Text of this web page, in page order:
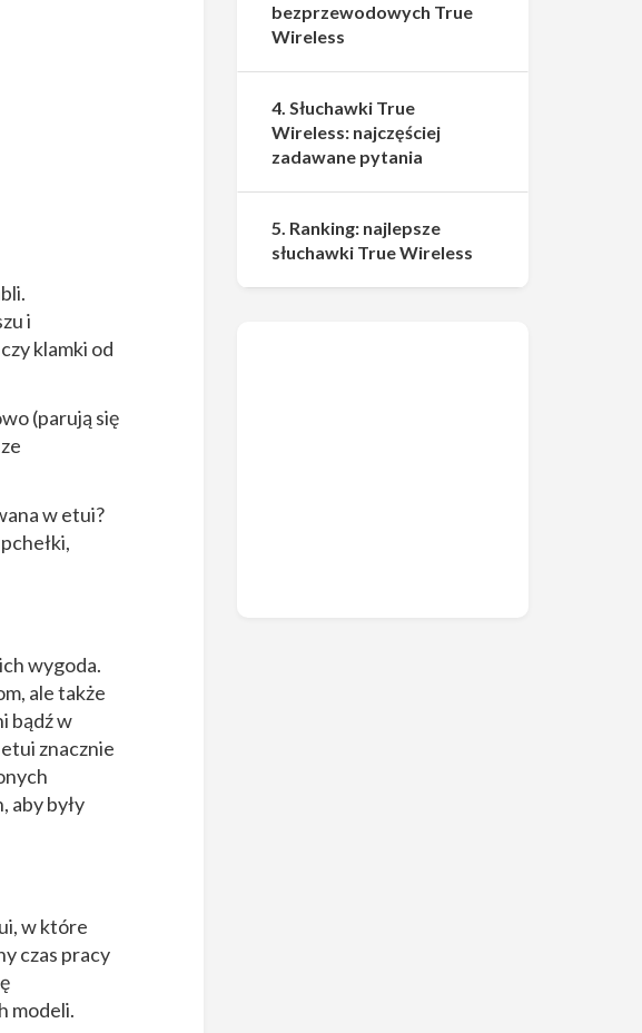
i
klamki od
(parują się
w etui?
wygoda.
ale także
bądź w
znacznie
aby były
w które
czas pracy
modeli.
bezprzewodowych True
Wireless
4. Słuchawki True
Wireless: najczęściej
zadawane pytania
5. Ranking: najlepsze
słuchawki True Wireless